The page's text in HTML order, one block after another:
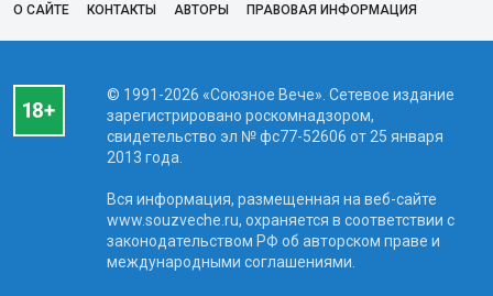
О САЙТЕ КОНТАКТЫ АВТОРЫ ПРАВОВАЯ ИНФОРМАЦИЯ
© 1991-2026 «Союзное Вече». Сетевое издание
зарегистрировано роскомнадзором,
свидетельство эл № фc77-52606 от 25 января
2013 года.
Вся информация, размещенная на веб-сайте
www.souzveche.ru, охраняется в соответствии с
законодательством РФ об авторском праве и
международными соглашениями.